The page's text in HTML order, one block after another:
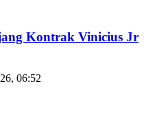
Kontrak Vinicius Jr
06:52